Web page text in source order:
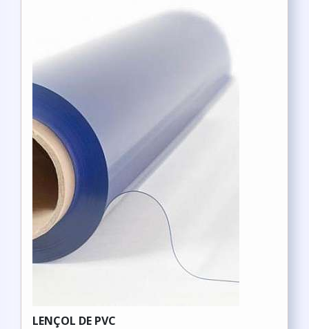
LENÇOL DE PVC